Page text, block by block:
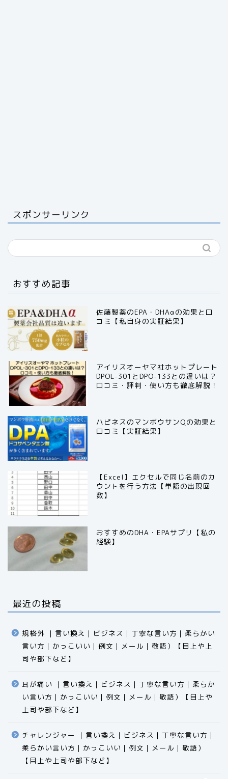
スポンサーリンク
おすすめ記事
佐藤製薬のEPA・DHAαの効果と口
コミ【私自身の実証結果】
アイリスオーヤマ社ホットプレート
DPOL-301とDPO-133との違いは？
口コミ・評判・使い方も徹底解説！
ハピネスのマンボウサンQの効果と
口コミ【実証結果】
【Excel】エクセルで同じ名前のカ
ウントを行う方法【単語の出現回
数】
おすすめのDHA・EPAサプリ【私の
経験】
最近の投稿
規格外 ｜言い換え｜ビジネス｜丁寧な言い方｜柔らかい
言い方｜かっこいい｜例文｜メール｜敬語）【目上や上
司や部下など】​​​​​​​​​​​​​​​​
耳が痛い ｜言い換え｜ビジネス｜丁寧な言い方｜柔らか
い言い方｜かっこいい｜例文｜メール｜敬語）【目上や
上司や部下など】​​​​​​​​​​​​​​​​
チャレンジャー ｜言い換え｜ビジネス｜丁寧な言い方｜
柔らかい言い方｜かっこいい｜例文｜メール｜敬語）
【目上や上司や部下など】​​​​​​​​​​​​​​​​
食品
科学